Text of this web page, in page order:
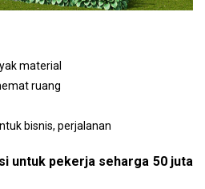
material
ruang
bisnis, perjalanan
untuk pekerja seharga 50 juta